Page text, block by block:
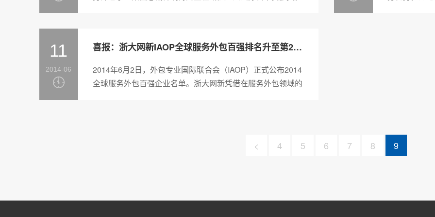
11
2014-06
喜报：浙大网新IAOP全球服务外包百强排名升至第24名
2014年6月2日，外包专业国际联合会（IAOP）正式公布2014
全球服务外包百强企业名单。浙大网新凭借在服务外包领域的
< 4 5 6 7 8 9